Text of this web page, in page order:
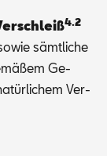
4.2
sämt­li­che
Ge­
Ver­